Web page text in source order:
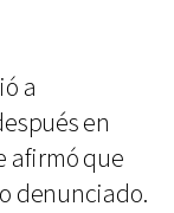
a
en
afirmó que
denunciado.